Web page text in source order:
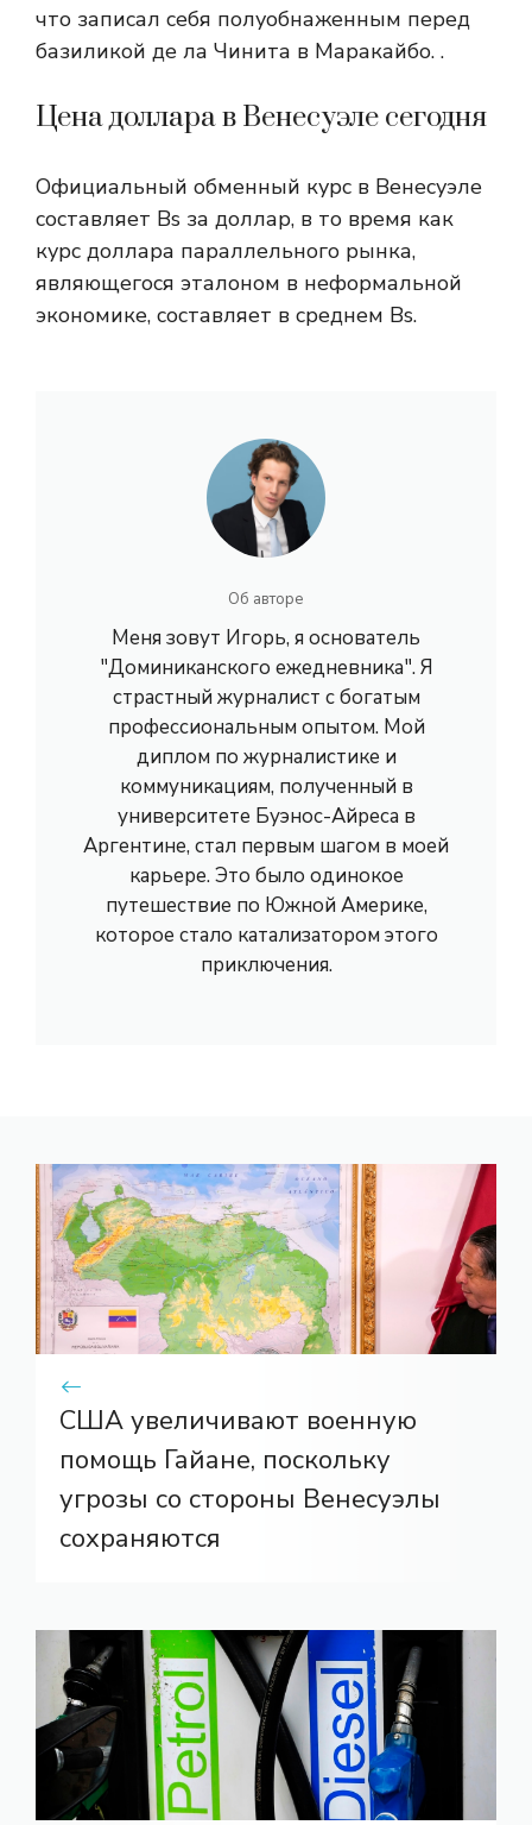
что записал себя полуобнаженным перед
базиликой де ла Чинита в Маракайбо. .
Цена доллара в Венесуэле сегодня
Официальный обменный курс в Венесуэле
составляет Bs за доллар, в то время как
курс доллара параллельного рынка,
являющегося эталоном в неформальной
экономике, составляет в среднем Bs.
Об авторе
Меня зовут Игорь, я основатель
"Доминиканского ежедневника". Я
страстный журналист с богатым
профессиональным опытом. Мой
диплом по журналистике и
коммуникациям, полученный в
университете Буэнос-Айреса в
Аргентине, стал первым шагом в моей
карьере. Это было одинокое
путешествие по Южной Америке,
которое стало катализатором этого
приключения.
США увеличивают военную
помощь Гайане, поскольку
угрозы со стороны Венесуэлы
сохраняются